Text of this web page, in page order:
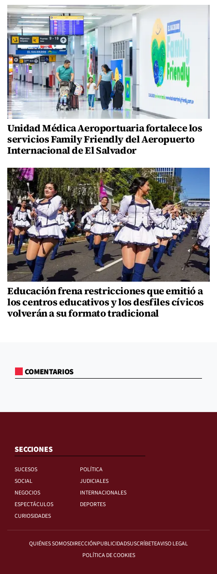
Unidad Médica Aeroportuaria fortalece los
servicios Family Friendly del Aeropuerto
Internacional de El Salvador
Educación frena restricciones que emitió a
los centros educativos y los desfiles cívicos
volverán a su formato tradicional
COMENTARIOS
SECCIONES
SUCESOS
POLÍTICA
SOCIAL
JUDICIALES
NEGOCIOS
INTERNACIONALES
ESPECTÁCULOS
DEPORTES
CURIOSIDADES
QUIÉNES SOMOSDIRECCIÓNPUBLICIDADSUSCRÍBETEAVISO LEGAL
POLÍTICA DE COOKIES